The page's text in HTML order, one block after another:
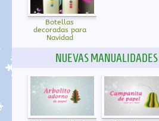
Botellas
decoradas para
Navidad
NUEVAS